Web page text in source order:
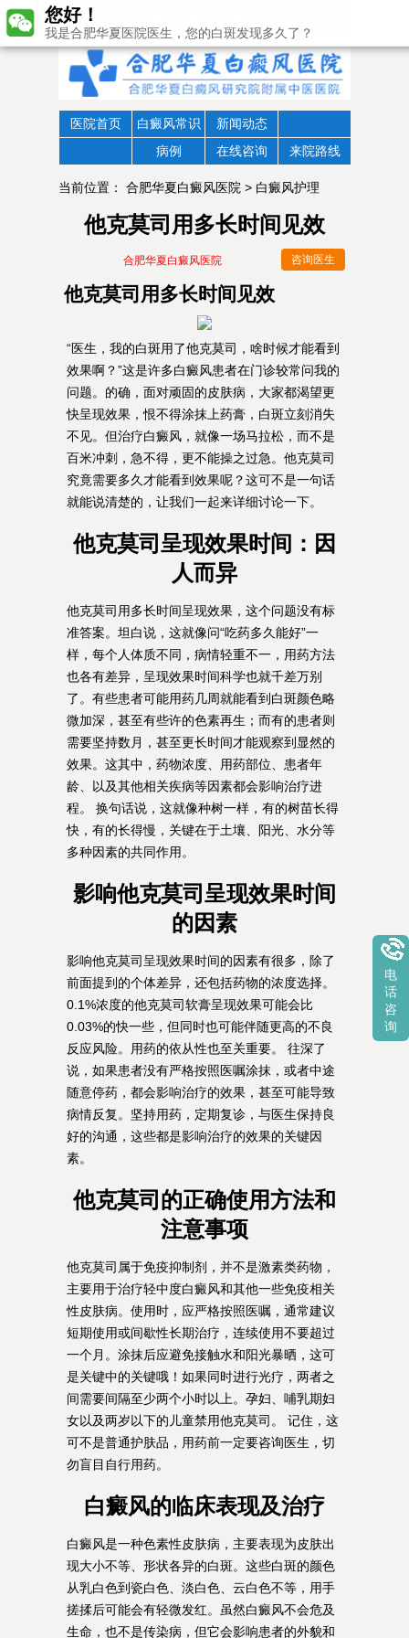
医院首页 白癜风常识
新闻动态
病例
在线咨询 来院路线
当前位置： 合肥华夏白癜风医院 > 白癜风护理
他克莫司用多长时间见效
合肥华夏白癜风医院 咨询医生
他克莫司用多长时间见效
“医生，我的白斑用了他克莫司，啥时候才能看到
效果啊？”这是许多白癜风患者在门诊较常问我的
问题。的确，面对顽固的皮肤病，大家都渴望更
快呈现效果，恨不得涂抹上药膏，白斑立刻消失
不见。但治疗白癜风，就像一场马拉松，而不是
百米冲刺，急不得，更不能操之过急。他克莫司
究竟需要多久才能看到效果呢？这可不是一句话
就能说清楚的，让我们一起来详细讨论一下。
他克莫司呈现效果时间：因
人而异
他克莫司用多长时间呈现效果，这个问题没有标
准答案。坦白说，这就像问“吃药多久能好”一
样，每个人体质不同，病情轻重不一，用药方法
也各有差异，呈现效果时间科学也就千差万别
了。有些患者可能用药几周就能看到白斑颜色略
微加深，甚至有些许的色素再生；而有的患者则
需要坚持数月，甚至更长时间才能观察到显然的
效果。这其中，药物浓度、用药部位、患者年
龄、以及其他相关疾病等因素都会影响治疗进
程。 换句话说，这就像种树一样，有的树苗长得
快，有的长得慢，关键在于土壤、阳光、水分等
多种因素的共同作用。
影响他克莫司呈现效果时间
的因素
影响他克莫司呈现效果时间的因素有很多，除了
前面提到的个体差异，还包括药物的浓度选择。
0.1%浓度的他克莫司软膏呈现效果可能会比
0.03%的快一些，但同时也可能伴随更高的不良
反应风险。用药的依从性也至关重要。 往深了
说，如果患者没有严格按照医嘱涂抹，或者中途
随意停药，都会影响治疗的效果，甚至可能导致
病情反复。坚持用药，定期复诊，与医生保持良
好的沟通，这些都是影响治疗的效果的关键因
素。
他克莫司的正确使用方法和
注意事项
他克莫司属于免疫抑制剂，并不是激素类药物，
主要用于治疗轻中度白癜风和其他一些免疫相关
性皮肤病。使用时，应严格按照医嘱，通常建议
短期使用或间歇性长期治疗，连续使用不要超过
一个月。涂抹后应避免接触水和阳光暴晒，这可
是关键中的关键哦！如果同时进行光疗，两者之
间需要间隔至少两个小时以上。孕妇、哺乳期妇
女以及两岁以下的儿童禁用他克莫司。 记住，这
可不是普通护肤品，用药前一定要咨询医生，切
勿盲目自行用药。
白癜风的临床表现及治疗
白癜风是一种色素性皮肤病，主要表现为皮肤出
现大小不等、形状各异的白斑。这些白斑的颜色
从乳白色到瓷白色、淡白色、云白色不等，用手
搓揉后可能会有轻微发红。虽然白癜风不会危及
生命，也不是传染病，但它会影响患者的外貌和
您好！
我是合肥华夏医院医生，您的白斑发现多久了？
电
话
咨
询